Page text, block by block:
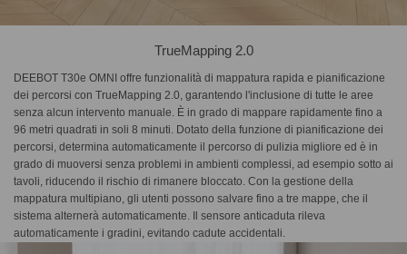
TrueMapping 2.0
DEEBOT T30e OMNI offre funzionalità di mappatura rapida e pianificazione
dei percorsi con TrueMapping 2.0, garantendo l'inclusione di tutte le aree
senza alcun intervento manuale. È in grado di mappare rapidamente fino a
96 metri quadrati in soli 8 minuti. Dotato della funzione di pianificazione dei
percorsi, determina automaticamente il percorso di pulizia migliore ed è in
grado di muoversi senza problemi in ambienti complessi, ad esempio sotto ai
tavoli, riducendo il rischio di rimanere bloccato. Con la gestione della
mappatura multipiano, gli utenti possono salvare fino a tre mappe, che il
sistema alternerà automaticamente. Il sensore anticaduta rileva
automaticamente i gradini, evitando cadute accidentali.